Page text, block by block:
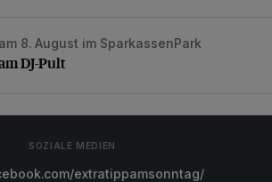
DJ-Pult
8. August im SparkassenPark
DJ-Pult
SOZIALE MEDIEN
extratippamsonntag/